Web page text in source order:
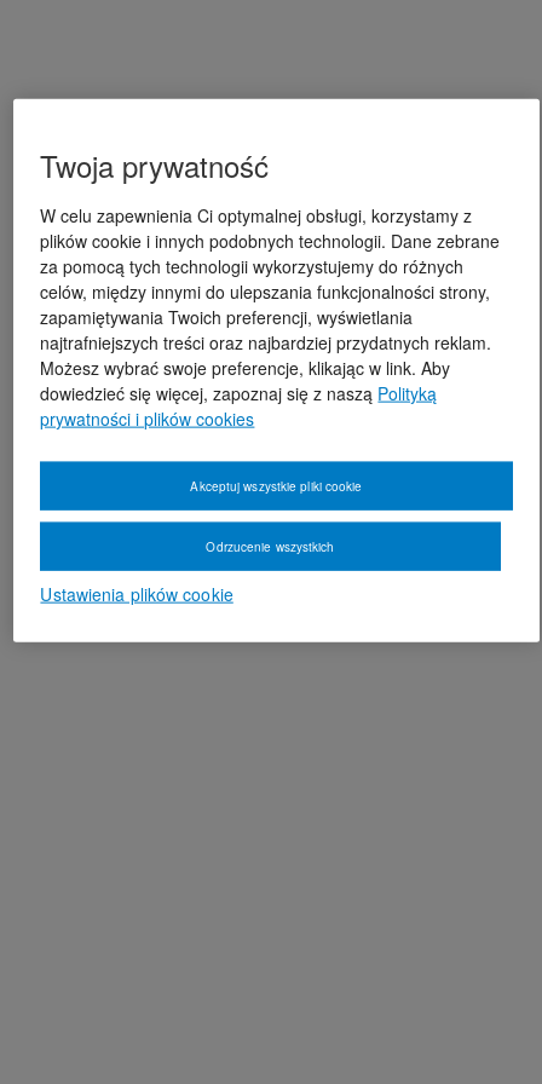
Twoja prywatność
W celu zapewnienia Ci optymalnej obsługi, korzystamy z
plików cookie i innych podobnych technologii. Dane zebrane
za pomocą tych technologii wykorzystujemy do różnych
celów, między innymi do ulepszania funkcjonalności strony,
zapamiętywania Twoich preferencji, wyświetlania
najtrafniejszych treści oraz najbardziej przydatnych reklam.
Możesz wybrać swoje preferencje, klikając w link. Aby
dowiedzieć się więcej, zapoznaj się z naszą Polityką
prywatności i plików cookies
Ustawienia plików cookie
Odrzucenie wszystkich
Akceptuj wszystkie pliki cookie